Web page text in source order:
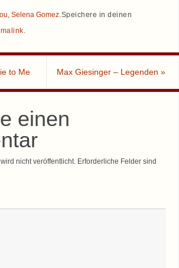
, Selena Gomez.Speichere in deinen
.
to Me Max Giesinger – Legenden»
einen
nicht veröffentlicht. Erforderliche Felder sind